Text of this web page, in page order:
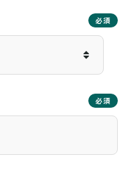
必須
必須